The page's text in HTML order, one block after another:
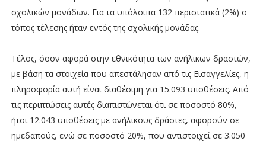
σχολικών μονάδων. Για τα υπόλοιπα 132 περιστατικά (2%) ο
τόπος τέλεσης ήταν εντός της σχολικής μονάδας.
Τέλος, όσον αφορά στην εθνικότητα των ανήλικων δραστών,
με βάση τα στοιχεία που απεστάλησαν από τις Εισαγγελίες, η
πληροφορία αυτή είναι διαθέσιμη για 15.093 υποθέσεις. Από
τις περιπτώσεις αυτές διαπιστώνεται ότι σε ποσοστό 80%,
ήτοι 12.043 υποθέσεις με ανήλικους δράστες, αφορούν σε
ημεδαπούς, ενώ σε ποσοστό 20%, που αντιστοιχεί σε 3.050